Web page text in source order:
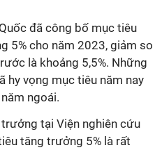
đã công bố mục tiêu
5% cho năm 2023, giảm so
là khoảng 5,5%. Những
hy vọng mục tiêu năm nay
ngoái.
tại Viện nghiên cứu
tăng trưởng 5% là rất